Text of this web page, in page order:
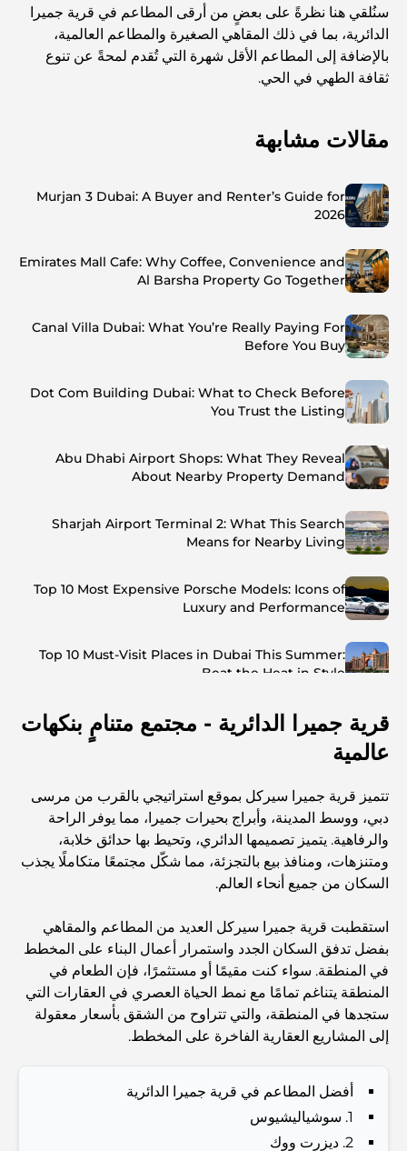
سنُلقي هنا نظرةً على بعضٍ من أرقى المطاعم في قرية جميرا
الدائرية، بما في ذلك المقاهي الصغيرة والمطاعم العالمية،
بالإضافة إلى المطاعم الأقل شهرة التي تُقدم لمحةً عن تنوع
ثقافة الطهي في الحي.
مقالات مشابهة
Murjan 3 Dubai: A Buyer and Renter’s Guide for
2026
Emirates Mall Cafe: Why Coffee, Convenience and
Al Barsha Property Go Together
Canal Villa Dubai: What You’re Really Paying For
Before You Buy
Dot Com Building Dubai: What to Check Before
You Trust the Listing
Abu Dhabi Airport Shops: What They Reveal
About Nearby Property Demand
Sharjah Airport Terminal 2: What This Search
Means for Nearby Living
Top 10 Most Expensive Porsche Models: Icons of
Luxury and Performance
Top 10 Must-Visit Places in Dubai This Summer:
Beat the Heat in Style
Top 7 Busiest Airports in the World: Hub of Global
Travel
Abu Dhabi vs Dubai: A Practical Comparison for
Investors and Residents
Best Schools in Downtown Dubai: A Guide for
Families
أشياء يمكنك القيام بها في دبي خلال فصل الصيف: دليلك الأمثل
للتغلب على الحرارة
أفضل الهدايا الفاخرة للرجال: أفكار هدايا مميزة وخالدة
Best Hotels in Business Bay, Dubai: Your Ultimate
المدارس القريبة من نخلة جميرا: دليل شامل للعائلات
قرية جميرا الدائرية - مجتمع متنامٍ بنكهات
عالمية
تتميز قرية جميرا سيركل بموقع استراتيجي بالقرب من مرسى
دبي، ووسط المدينة، وأبراج بحيرات جميرا، مما يوفر الراحة
والرفاهية. يتميز تصميمها الدائري، وتحيط بها حدائق خلابة،
ومتنزهات، ومنافذ بيع بالتجزئة، مما شكّل مجتمعًا متكاملًا يجذب
السكان من جميع أنحاء العالم.
استقطبت قرية جميرا سيركل العديد من المطاعم والمقاهي
بفضل تدفق السكان الجدد واستمرار أعمال البناء على المخطط
في المنطقة. سواء كنت مقيمًا أو مستثمرًا، فإن الطعام في
المنطقة يتناغم تمامًا مع نمط الحياة العصري في العقارات التي
ستجدها في المنطقة، والتي تتراوح من الشقق بأسعار معقولة
إلى المشاريع العقارية الفاخرة على المخطط.
أفضل المطاعم في قرية جميرا الدائرية
1. سوشياليشيوس
2. ديزرت ووك